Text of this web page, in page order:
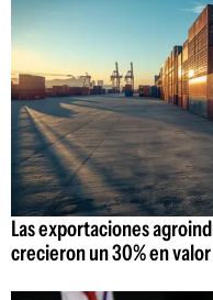
Las exportaciones
crecieron un 30% en